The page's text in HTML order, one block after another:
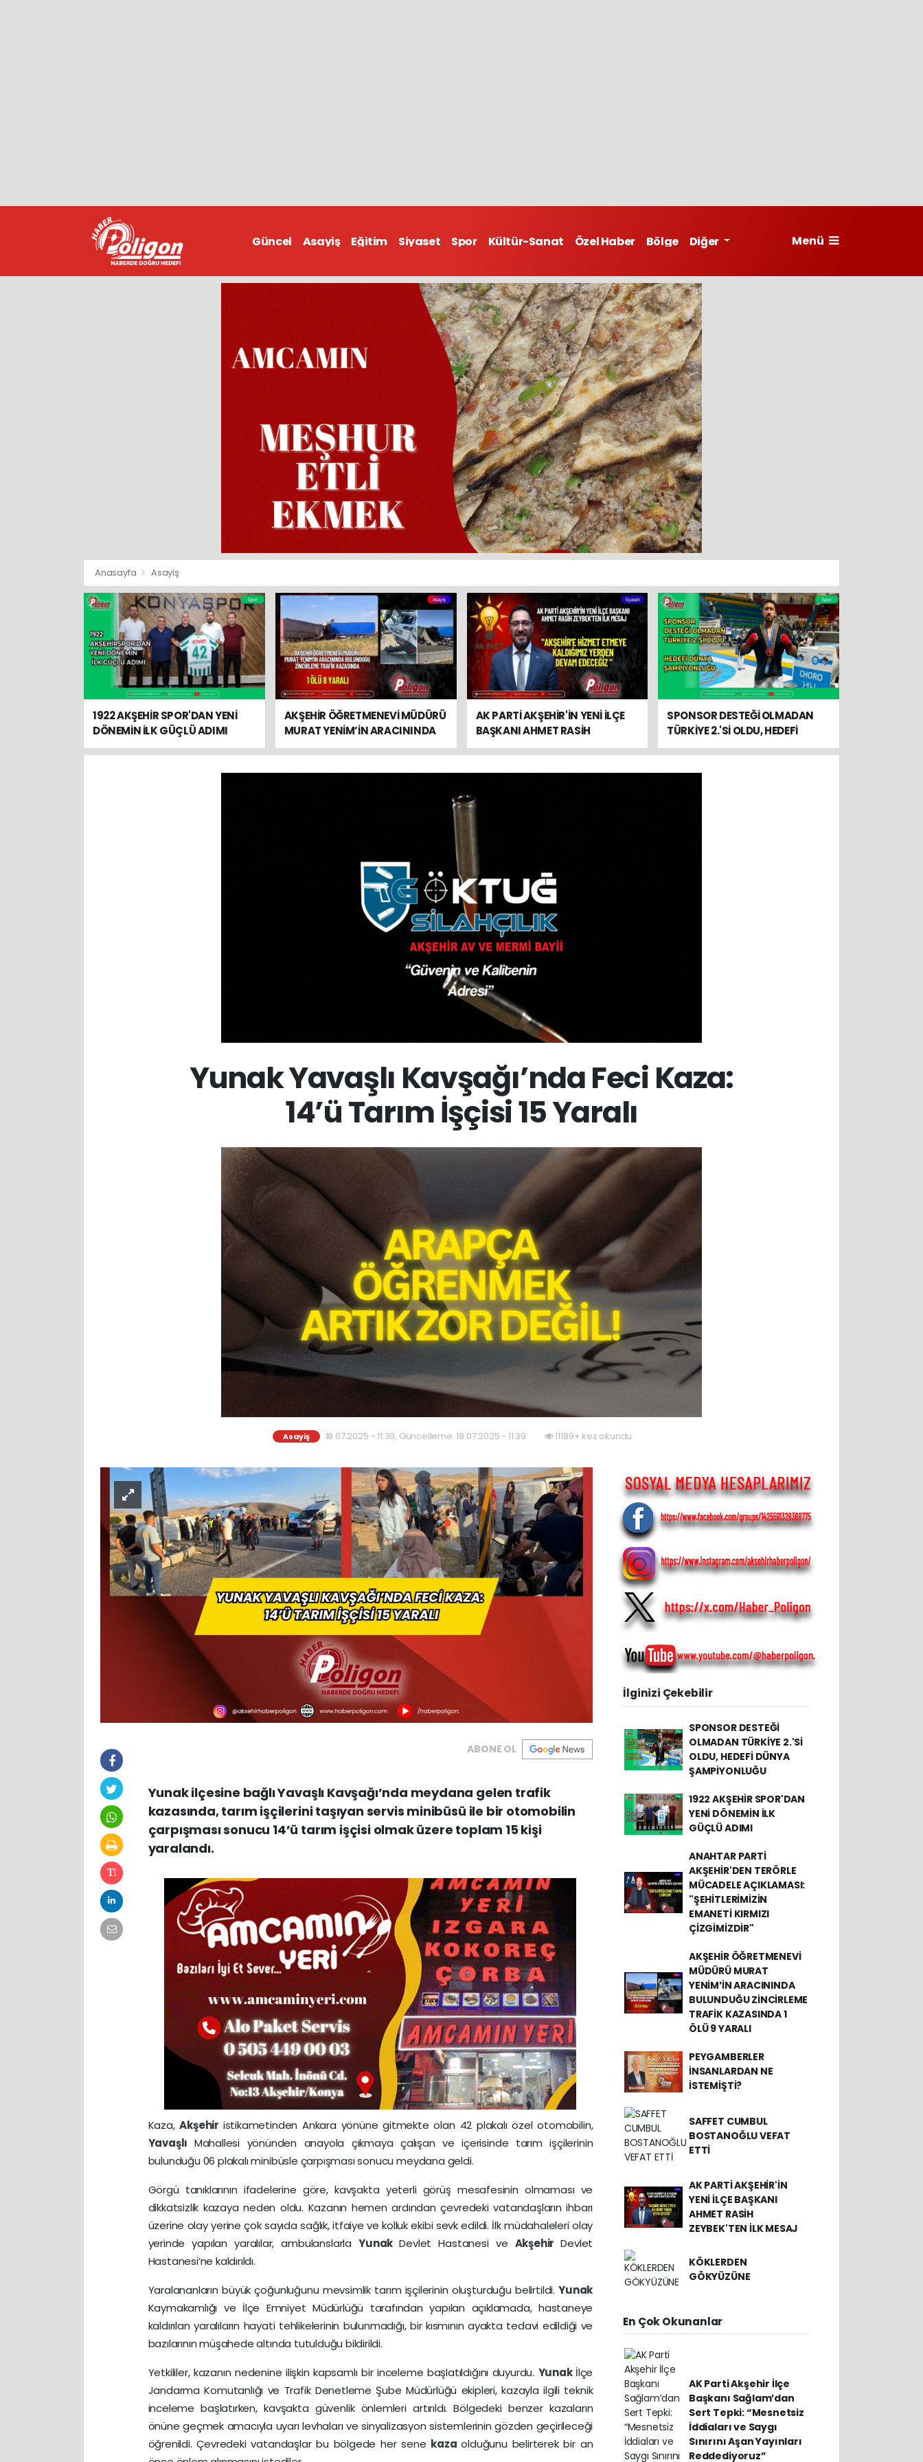
Güncel Asayiş Eğitim Siyaset Spor Kültür-Sanat Özel Haber Bölge Diğer Menü
Anasayfa Asayiş
1922 AKŞEHİR SPOR'DAN YENİ
DÖNEMİN İLK GÜÇLÜ ADIMI
AKŞEHİR ÖĞRETMENEVİ MÜDÜRÜ
MURAT YENİM’İN ARACININDA
BULUNDUĞU ZİNCİRLEME TRAFİK
AK PARTİ AKŞEHİR'İN YENİ İLÇE
BAŞKANI AHMET RASİH
ZEYBEK'TEN İLK MESAJ
SPONSOR DESTEĞİ OLMADAN
TÜRKİYE 2.'Sİ OLDU, HEDEFİ
DÜNYA ŞAMPİYONLUĞU
Yunak Yavaşlı Kavşağı’nda Feci Kaza:
14’ü Tarım İşçisi 15 Yaralı
Asayiş 18.07.2025 - 11:39, Güncelleme: 18.07.2025 - 11:39 11189+ kez okundu.
ABONE OL
Yunak ilçesine bağlı Yavaşlı Kavşağı’nda meydana gelen trafik
kazasında, tarım işçilerini taşıyan servis minibüsü ile bir otomobilin
çarpışması sonucu 14’ü tarım işçisi olmak üzere toplam 15 kişi
yaralandı.
Kaza,Akşehir istikametinden Ankara yönüne gitmekte olan 42 plakalı özel otomobilin,
Yavaşlı Mahallesi yönünden anayola çıkmaya çalışan ve içerisinde tarım işçilerinin
bulunduğu 06 plakalı minibüsle çarpışması sonucu meydana geldi.
Görgü tanıklarının ifadelerine göre, kavşakta yeterli görüş mesafesinin olmaması ve
dikkatsizlik kazaya neden oldu. Kazanın hemen ardından çevredeki vatandaşların ihbarı
üzerine olay yerine çok sayıda sağlık, itfaiye ve kolluk ekibi sevk edildi. İlk müdahaleleri olay
yerinde yapılan yaralılar, ambulanslarlaYunakDevlet Hastanesi ve AkşehirDevlet
Hastanesi’ne kaldırıldı.
Yaralananların büyük çoğunluğunu mevsimlik tarım işçilerinin oluşturduğu belirtildi.Yunak
Kaymakamlığı ve İlçe Emniyet Müdürlüğü tarafından yapılan açıklamada, hastaneye
kaldırılan yaralıların hayati tehlikelerinin bulunmadığı, bir kısmının ayakta tedavi edildiği ve
bazılarının müşahede altında tutulduğu bildirildi.
Yetkililer, kazanın nedenine ilişkin kapsamlı bir inceleme başlatıldığını duyurdu. Yunak İlçe
Jandarma Komutanlığı ve Trafik Denetleme Şube Müdürlüğü ekipleri, kazayla ilgili teknik
inceleme başlatırken, kavşakta güvenlik önlemleri artırıldı. Bölgedeki benzer kazaların
önüne geçmek amacıyla uyarı levhaları ve sinyalizasyon sistemlerinin gözden geçirileceği
öğrenildi. Çevredeki vatandaşlar bu bölgede her sene kazaolduğunu belirterek bir an
İlginizi Çekebilir
SPONSOR DESTEĞİ
OLMADAN TÜRKİYE 2.'Sİ
OLDU, HEDEFİ DÜNYA
ŞAMPİYONLUĞU
1922 AKŞEHİR SPOR'DAN
YENİ DÖNEMİN İLK
GÜÇLÜ ADIMI
ANAHTAR PARTİ
AKŞEHİR'DEN TERÖRLE
MÜCADELE AÇIKLAMASI:
"ŞEHİTLERİMİZİN
EMANETİ KIRMIZI
ÇİZGİMİZDİR"
AKŞEHİR ÖĞRETMENEVİ
MÜDÜRÜ MURAT
YENİM’İN ARACININDA
BULUNDUĞU ZİNCİRLEME
TRAFİK KAZASINDA 1
ÖLÜ 9 YARALI
PEYGAMBERLER
İNSANLARDAN NE
İSTEMİŞTİ?
SAFFET CUMBUL
BOSTANOĞLU VEFAT
ETTİ
AK PARTİ AKŞEHİR'İN
YENİ İLÇE BAŞKANI
AHMET RASİH
ZEYBEK'TEN İLK MESAJ
KÖKLERDEN
GÖKYÜZÜNE
En Çok Okunanlar
AK Parti Akşehir İlçe
Başkanı Sağlam’dan
Sert Tepki: “Mesnetsiz
İddiaları ve Saygı
Sınırını Aşan Yayınları
Reddediyoruz”